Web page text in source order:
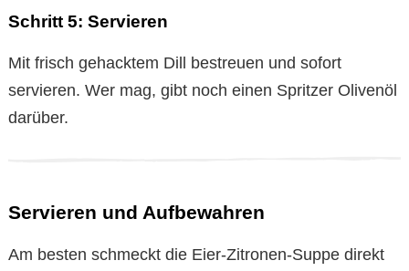
Schritt 5: Servieren
Mit frisch gehacktem Dill bestreuen und sofort
servieren. Wer mag, gibt noch einen Spritzer Olivenöl
darüber.
Servieren und Aufbewahren
Am besten schmeckt die Eier-Zitronen-Suppe direkt